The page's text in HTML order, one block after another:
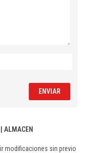
ENVIAR
ALMACEN
modificaciones sin previo